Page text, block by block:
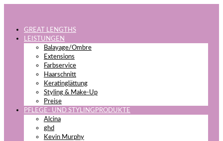
GREAT LENGTHS
LEISTUNGEN
Balayage/Ombre
Extensions
Farbservice
Haarschnitt
Keratinglättung
Styling & Make-Up
Preise
PFLEGE- UND STYLINGPRODUKTE
Alcina
ghd
Kevin Murphy